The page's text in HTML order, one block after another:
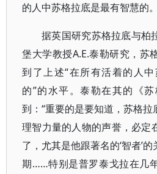
的人中苏格拉底是最有智慧的
据英国研究苏格拉底与柏
堡大学教授A.E.泰勒研究，苏
到了上述“在所有活着的人
的”的水平。泰勒在其的《
到：“重要的是要知道，苏格
理智力量的人物的声誉，必定
了，尤其是他跟著名的‘智者’
期……特别是普罗泰戈拉在几